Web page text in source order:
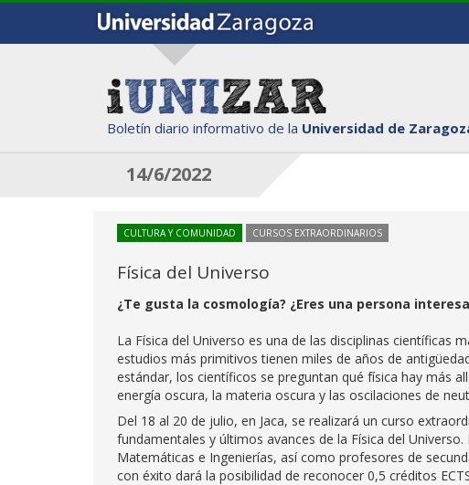
Boletín diario informativo de la Universidad de
14/6/2022
CULTURA Y COMUNIDAD CURSOS EXTRAORDINARIOS
Física del Universo
¿Te gusta la cosmología? ¿Eres una persona
La Física del Universo es una de las disciplinas científicas
estudios más primitivos tienen miles de años de
estándar, los científicos se preguntan qué física hay más
energía oscura, la materia oscura y las oscilaciones de
Del 18 al 20 de julio, en Jaca, se realizará un curso
fundamentales y últimos avances de la Física del
Matemáticas e Ingenierías, así como profesores de
con éxito dará la posibilidad de reconocer 0,5 créditos